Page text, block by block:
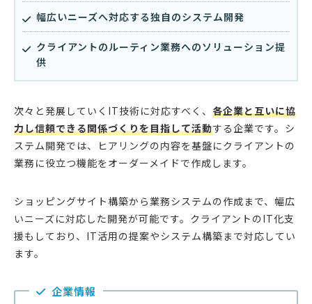
幅広いニーズへ対応する独自のシステム開発
クライアントのルーティン業務へのソリューション提
供
次々と発展していくIT技術に対応すべく、 各企業と互いに協
力し信頼できる関係づくりを目指して活動する企業です。シ
ステム開発では、ヒアリングの内容を基盤にクライアントの
業務に役立つ機能をオーダーメイドで作成します。
ショッピングサイト構築から業務システムの作成まで、幅広
いニーズに対応した開発が可能です。クライアントのIT化支
援もしており、IT活用の提案やシステム構築まで対応してい
ます。
企業情報